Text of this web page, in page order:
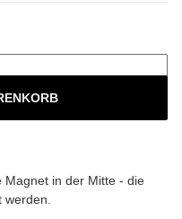
Magnet in der Mitte - die